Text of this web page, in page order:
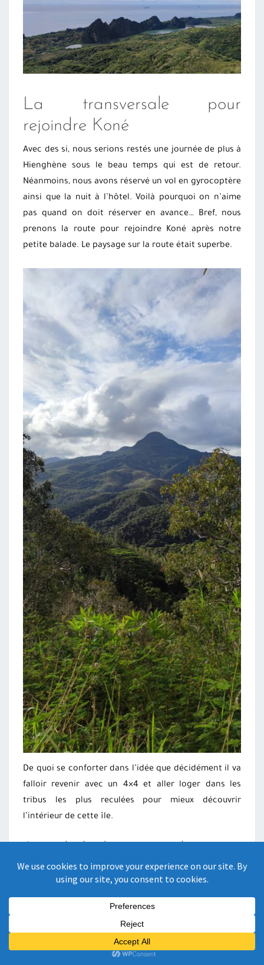
La transversale pour
rejoindre Koné
Avec des si, nous serions restés une journée de plus à
Hienghène sous le beau temps qui est de retour.
Néanmoins, nous avons réservé un vol en gyrocoptère
ainsi que la nuit à l’hôtel. Voilà pourquoi on n’aime
pas quand on doit réserver en avance… Bref, nous
prenons la route pour rejoindre Koné après notre
petite balade. Le paysage sur la route était superbe.
De quoi se conforter dans l’idée que décidément il va
falloir revenir avec un 4×4 et aller loger dans les
tribus les plus reculées pour mieux découvrir
l’intérieur de cette île.
de Voh : aimer le bleu et la
Terre – 1 jour
pouvoir découvrir depuis le ciel la mangrove la plus
célèbre au monde. Le coeur de Voh a été plus que